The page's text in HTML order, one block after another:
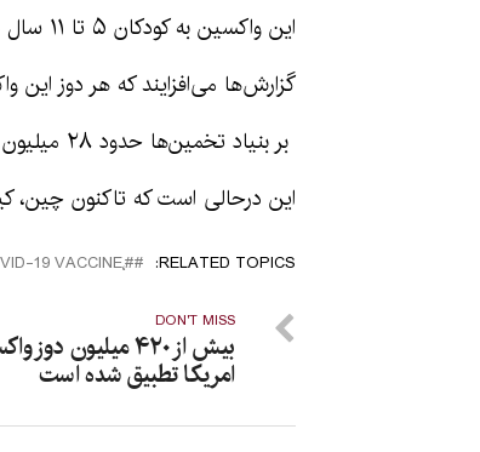
این واکسین به کودکان ۵ تا ۱۱ سال تزریق خوهند شد.
گزارش‌ها می‌افزایند که هر دوز این واکسین
بر بنیاد تخمین‌ها حدود ۲۸ میلیون کودک در امریکا واجد شرایط، این واکسین را دریافت خواهند کرد.
این درحالی است که تاکنون چین،
RELATED TOPICS: #COVID-19 VACCINE٬ #PFIZER٬ FEATURED٬ U.S.٬ YOUNG CHILDREN
DON'T MISS
بیش از ۴۲۰ میلیون
امریکا تطبیق شده است